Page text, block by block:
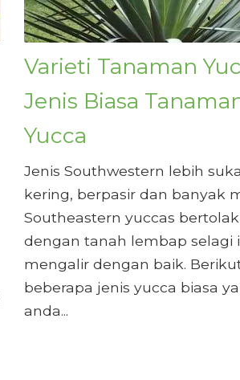
Varieti Tanaman
Jenis Biasa
Yucca
Jenis Southwestern lebih
kering, berpasir dan banyak
Southeastern yuccas
dengan tanah lembap selagi
mengalir dengan baik.
beberapa jenis yucca biasa
anda...